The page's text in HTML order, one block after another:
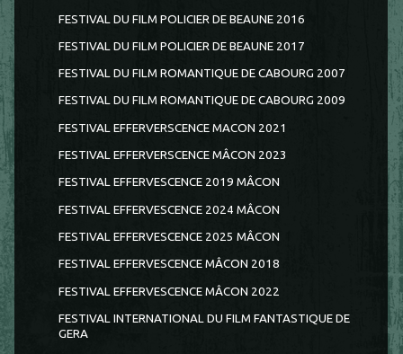
FESTIVAL DU FILM POLICIER DE BEAUNE 2016
FESTIVAL DU FILM POLICIER DE BEAUNE 2017
FESTIVAL DU FILM ROMANTIQUE DE CABOURG 2007
FESTIVAL DU FILM ROMANTIQUE DE CABOURG 2009
FESTIVAL EFFERVERSCENCE MACON 2021
FESTIVAL EFFERVERSCENCE MÂCON 2023
FESTIVAL EFFERVESCENCE 2019 MÂCON
FESTIVAL EFFERVESCENCE 2024 MÂCON
FESTIVAL EFFERVESCENCE 2025 MÂCON
FESTIVAL EFFERVESCENCE MÂCON 2018
FESTIVAL EFFERVESCENCE MÂCON 2022
FESTIVAL INTERNATIONAL DU FILM FANTASTIQUE DE
GERA